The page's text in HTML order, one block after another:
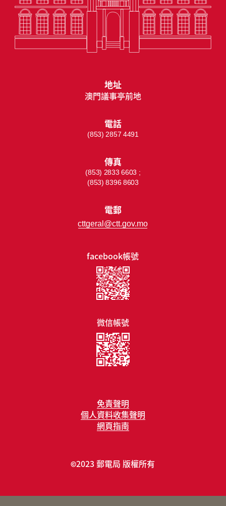
免責聲明
個人資料收集聲明
網頁指南
facebook帳號
微信帳號
地址
澳門議事亭前地
電話
(853) 2857 4491
傳真
(853) 2833 6603 ;
(853) 8396 8603
電郵
cttgeral@ctt.gov.mo
©2023 郵電局 版權所有